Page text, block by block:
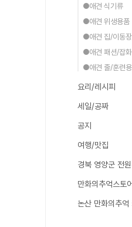
●애견 식기류
●애견 위생용품
●애견 집/이동
●애견 패션/잡화
●애견 줄/훈련
요리/레시피
세일/공짜
공지
여행/맛집
경북 영양군 전
만화의추억스토어
논산 만화의추